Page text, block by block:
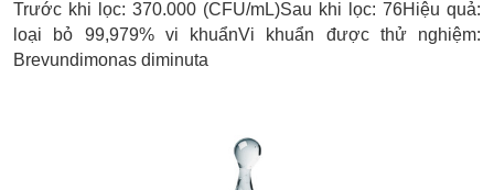
Trước khi lọc: 370.000 (CFU/mL)Sau khi lọc: 76Hiệu quả:
loại bỏ 99,979% vi khuẩnVi khuẩn được thử nghiệm:
Brevundimonas diminuta